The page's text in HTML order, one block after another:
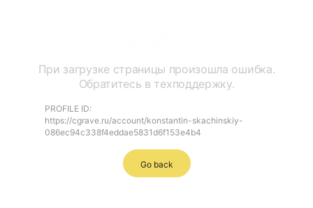
При загрузке страницы произошла ошибка.
Обратитесь в техподдержку.
PROFILE ID:
https://cgrave.ru/account/konstantin-skachinskiy-
086ec94c338f4eddae5831d6f153e4b4
Go back